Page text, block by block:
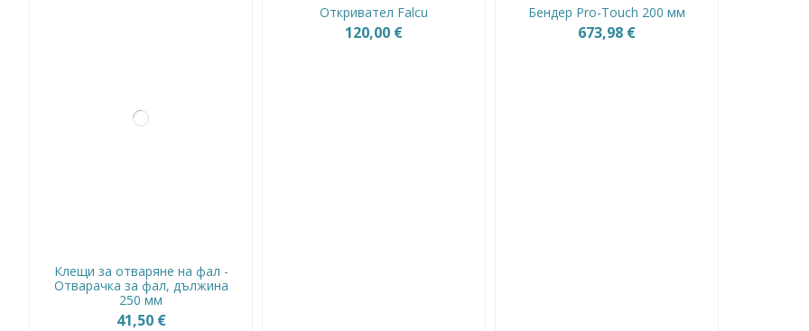
Клещи за отваряне на фал -
Отварачка за фал, дължина
250 мм
41,50 €
Откривател Falcu
120,00 €
Бендер Pro-Touch 200 мм
673,98 €